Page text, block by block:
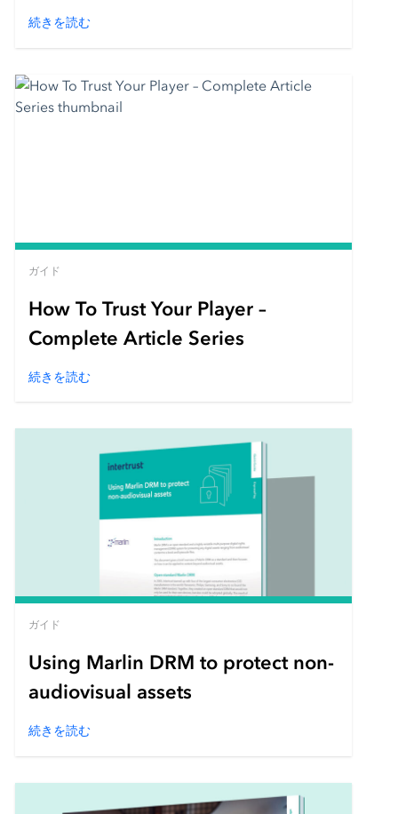
Practices
続きを読む
ガイド
How To Trust Your Player –
Complete Article Series
続きを読む
ガイド
Using Marlin DRM to protect non-
audiovisual assets
続きを読む